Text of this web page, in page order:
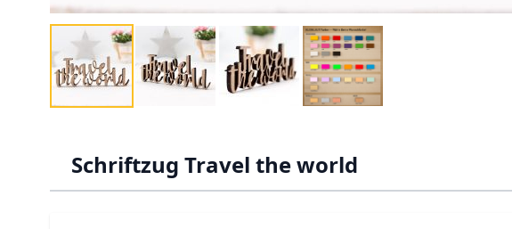
Schriftzug Travel the world